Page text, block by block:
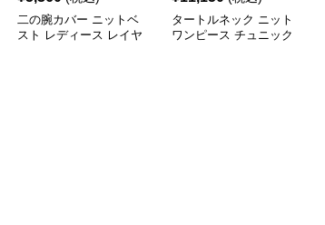
二の腕カバー ニットベ
スト レディース レイヤ
タートルネック ニット
ワンピース チュニック